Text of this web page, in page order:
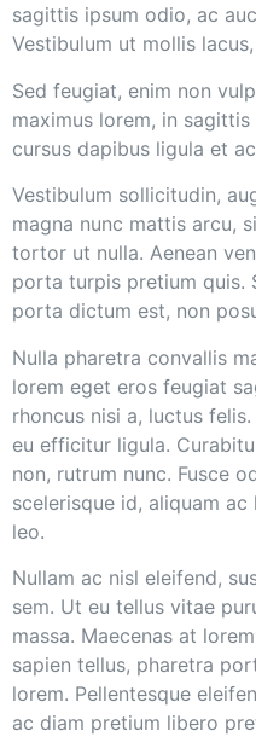
sagittis ipsum odio, ac
Vestibulum ut mollis
Sed feugiat, enim non
maximus lorem, in
cursus dapibus ligula et
Vestibulum sollicitudin,
magna nunc mattis arcu,
tortor ut nulla. Aenean
porta turpis pretium quis.
porta dictum est, non
Nulla pharetra convallis
lorem eget eros feugiat
rhoncus nisi a, luctus
eu efficitur ligula.
non, rutrum nunc. Fusce
scelerisque id, aliquam
leo.
Nullam ac nisl eleifend,
sem. Ut eu tellus vitae
massa. Maecenas at
sapien tellus, pharetra
lorem. Pellentesque
ac diam pretium libero